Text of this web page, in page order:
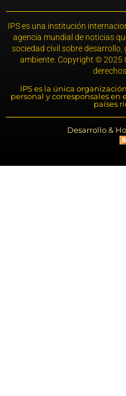
IPS es una institución
agencia mundial de noticias
sociedad civil sobre
ambiente. Copyright © 2025
IPS es la única
personal y corresponsales
países
Desarrollo &